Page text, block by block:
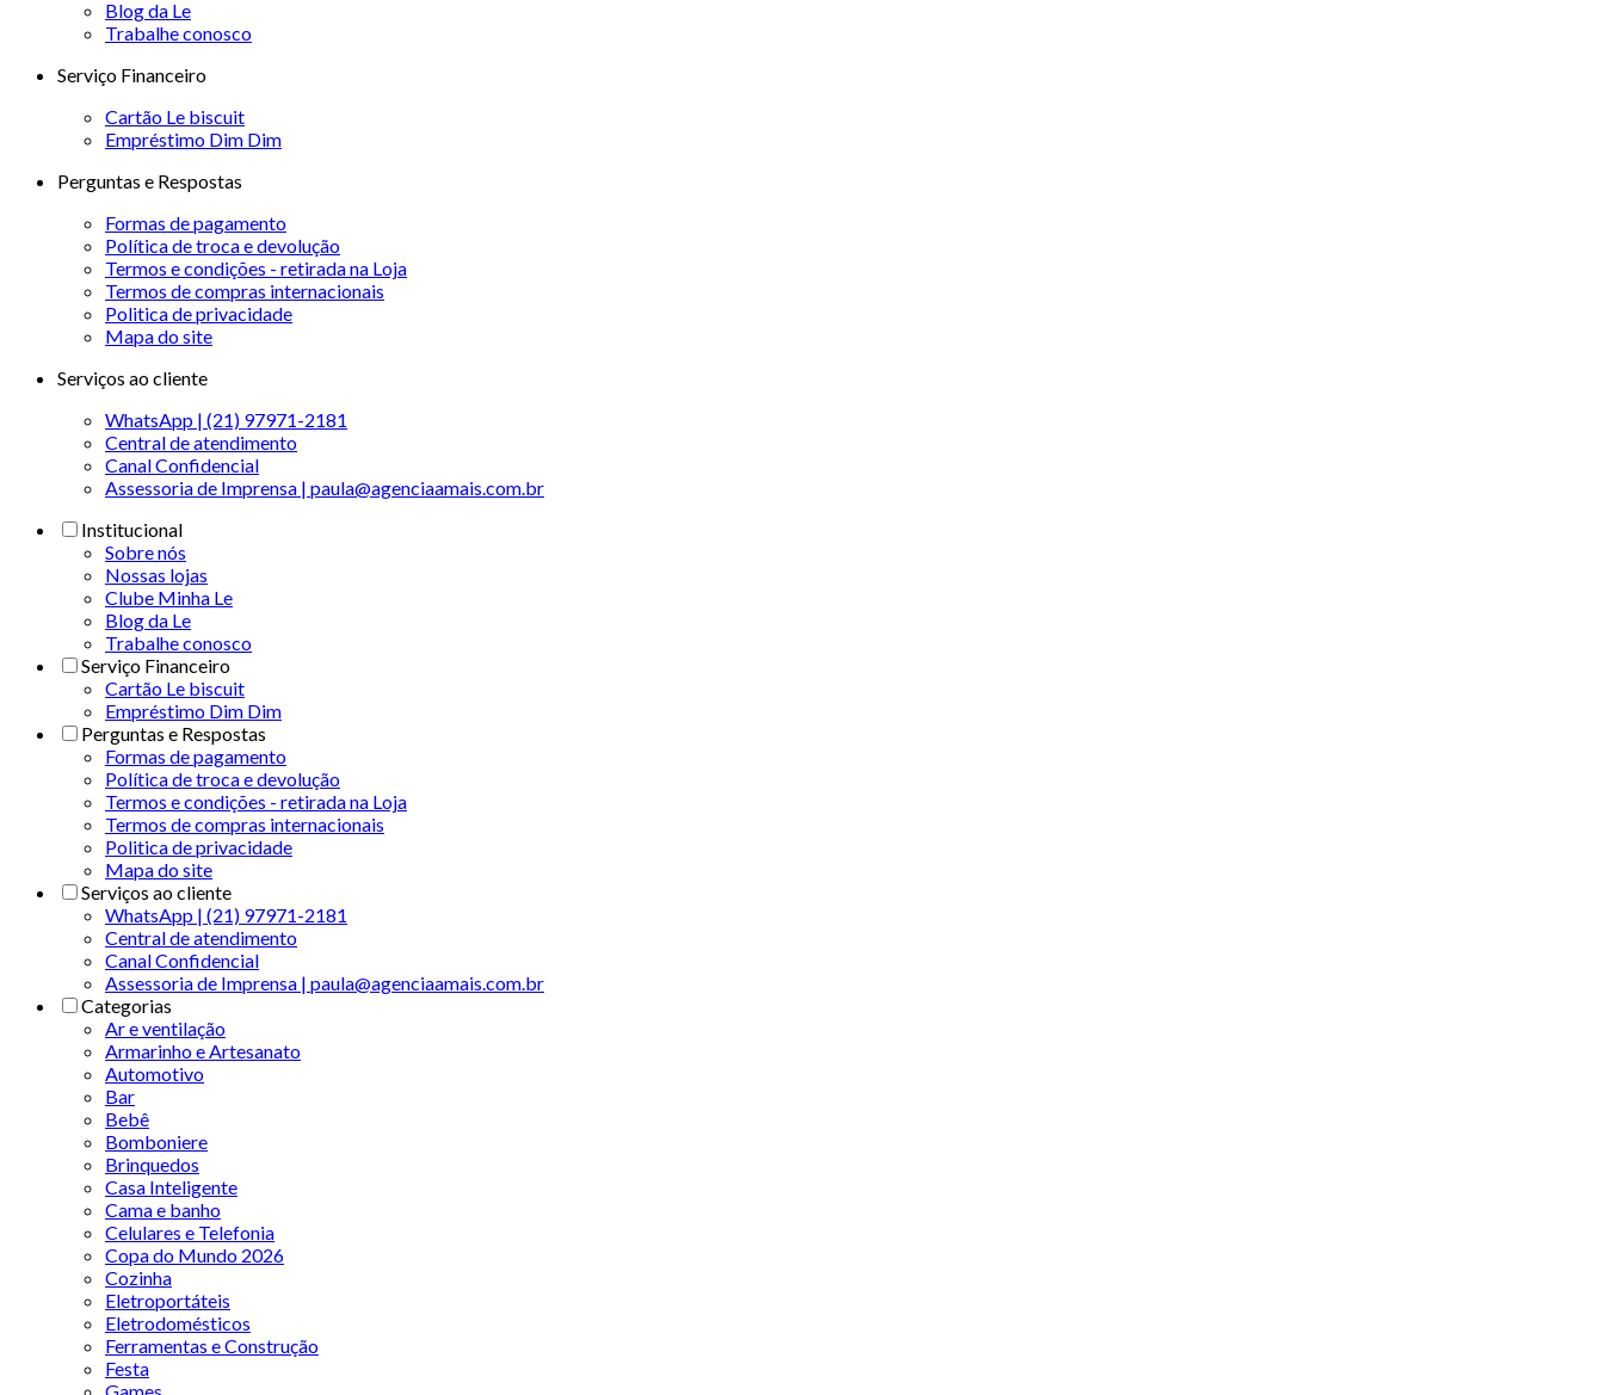
Blog da Le
Trabalhe conosco
Serviço Financeiro
Cartão Le biscuit
Empréstimo Dim Dim
Perguntas e Respostas
Formas de pagamento
Política de troca e devolução
Termos e condições - retirada na Loja
Termos de compras internacionais
Politica de privacidade
Mapa do site
Serviços ao cliente
WhatsApp | (21) 97971-2181
Central de atendimento
Canal Confidencial
Assessoria de Imprensa | paula@agenciaamais.com.br
Institucional
Sobre nós
Nossas lojas
Clube Minha Le
Blog da Le
Trabalhe conosco
Serviço Financeiro
Cartão Le biscuit
Empréstimo Dim Dim
Perguntas e Respostas
Formas de pagamento
Política de troca e devolução
Termos e condições - retirada na Loja
Termos de compras internacionais
Politica de privacidade
Mapa do site
Serviços ao cliente
WhatsApp | (21) 97971-2181
Central de atendimento
Canal Confidencial
Assessoria de Imprensa | paula@agenciaamais.com.br
Categorias
Ar e ventilação
Armarinho e Artesanato
Automotivo
Bar
Bebê
Bomboniere
Brinquedos
Casa Inteligente
Cama e banho
Celulares e Telefonia
Copa do Mundo 2026
Cozinha
Eletroportáteis
Eletrodomésticos
Ferramentas e Construção
Festa